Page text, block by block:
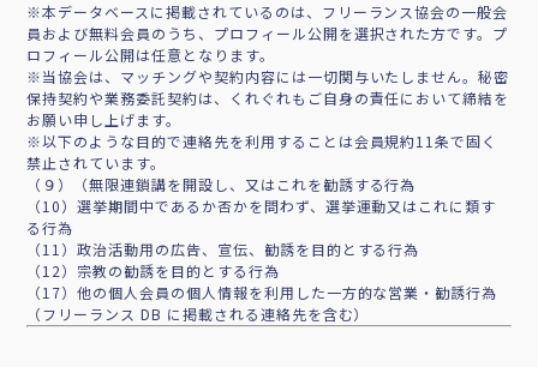
※本データベースに掲載されているのは、フリーランス協会の一般会
員および無料会員のうち、プロフィール公開を選択された方です。プ
ロフィール公開は任意となります。
※当協会は、マッチングや契約内容には一切関与いたしません。秘密
保持契約や業務委託契約は、くれぐれもご自身の責任において締結を
お願い申し上げます。
※以下のような目的で連絡先を利用することは会員規約11条で固く
禁止されています。
（９）（無限連鎖講を開設し、又はこれを勧誘する行為
（10）選挙期間中であるか否かを問わず、選挙運動又はこれに類す
る行為
（11）政治活動用の広告、宣伝、勧誘を目的とする行為
（12）宗教の勧誘を目的とする行為
（17）他の個人会員の個人情報を利用した一方的な営業・勧誘行為
（フリーランス DB に掲載される連絡先を含む）